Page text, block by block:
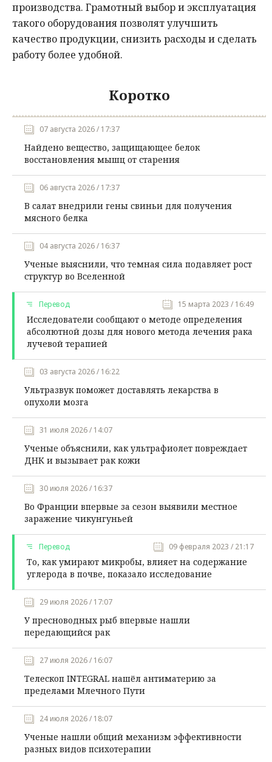
производства. Грамотный выбор и эксплуатация
такого оборудования позволят улучшить
качество продукции, снизить расходы и сделать
работу более удобной.
Коротко
07 августа 2026 / 17:37
Найдено вещество, защищающее белок
восстановления мышц от старения
06 августа 2026 / 17:37
В салат внедрили гены свиньи для получения
мясного белка
04 августа 2026 / 16:37
Ученые выяснили, что темная сила подавляет рост
структур во Вселенной
Перевод 15 марта 2023 / 16:49
Исследователи сообщают о методе определения
абсолютной дозы для нового метода лечения рака
лучевой терапией
03 августа 2026 / 16:22
Ультразвук поможет доставлять лекарства в
опухоли мозга
31 июля 2026 / 14:07
Ученые объяснили, как ультрафиолет повреждает
ДНК и вызывает рак кожи
30 июля 2026 / 16:37
Во Франции впервые за сезон выявили местное
заражение чикунгуньей
Перевод 09 февраля 2023 / 21:17
То, как умирают микробы, влияет на содержание
углерода в почве, показало исследование
29 июля 2026 / 17:07
У пресноводных рыб впервые нашли
передающийся рак
27 июля 2026 / 16:07
Телескоп INTEGRAL нашёл антиматерию за
пределами Млечного Пути
24 июля 2026 / 18:07
Ученые нашли общий механизм эффективности
разных видов психотерапии